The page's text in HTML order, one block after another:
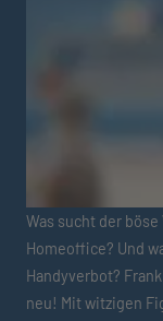
Was sucht der
Homeoffice? Und
Handyverbot?
neu! Mit witzigen